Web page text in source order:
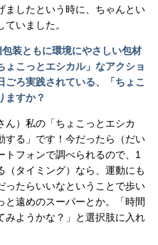
ましたという時に、ちゃんとい
いました。
装ともに環境にやさしい包材
ょこっとエシカル」なアクショ
ごろ実践されている、「ちょこ
ますか？
ん）私の「ちょこっとエシカ
する」です！今だったら（だい
トフォンで調べられるので、1
タイミング）なら、運動にも
ったらいいなということで歩い
遠めのスーパーとか。「時間
みようかな？」と選択肢に入れ